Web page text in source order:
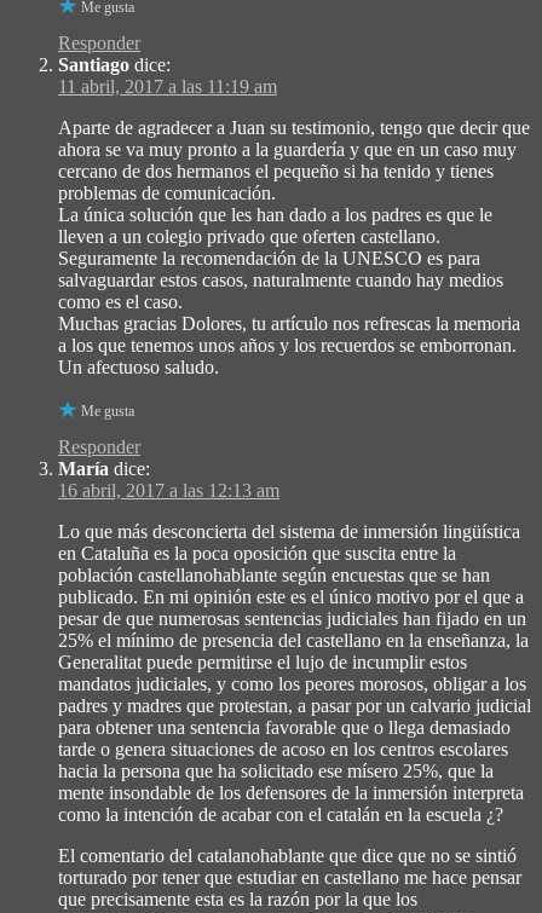
Me gusta
Responder
Santiago dice:
11 abril, 2017 a las 11:19 am
Aparte de agradecer a Juan su testimonio, tengo que decir que
ahora se va muy pronto a la guardería y que en un caso muy
cercano de dos hermanos el pequeño si ha tenido y tienes
problemas de comunicación.
La única solución que les han dado a los padres es que le
lleven a un colegio privado que oferten castellano.
Seguramente la recomendación de la UNESCO es para
salvaguardar estos casos, naturalmente cuando hay medios
como es el caso.
Muchas gracias Dolores, tu artículo nos refrescas la memoria
a los que tenemos unos años y los recuerdos se emborronan.
Un afectuoso saludo.
Me gusta
Responder
María dice:
16 abril, 2017 a las 12:13 am
Lo que más desconcierta del sistema de inmersión lingüística
en Cataluña es la poca oposición que suscita entre la
población castellanohablante según encuestas que se han
publicado. En mi opinión este es el único motivo por el que a
pesar de que numerosas sentencias judiciales han fijado en un
25% el mínimo de presencia del castellano en la enseñanza, la
Generalitat puede permitirse el lujo de incumplir estos
mandatos judiciales, y como los peores morosos, obligar a los
padres y madres que protestan, a pasar por un calvario judicial
para obtener una sentencia favorable que o llega demasiado
tarde o genera situaciones de acoso en los centros escolares
hacia la persona que ha solicitado ese mísero 25%, que la
mente insondable de los defensores de la inmersión interpreta
como la intención de acabar con el catalán en la escuela ¿?
El comentario del catalanohablante que dice que no se sintió
torturado por tener que estudiar en castellano me hace pensar
que precisamente esta es la razón por la que los